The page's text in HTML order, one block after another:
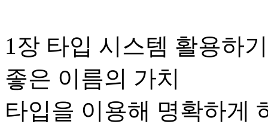
1장 타입 시스템 활용하기
좋은 이름의 가치
타입을 이용해 명확하게